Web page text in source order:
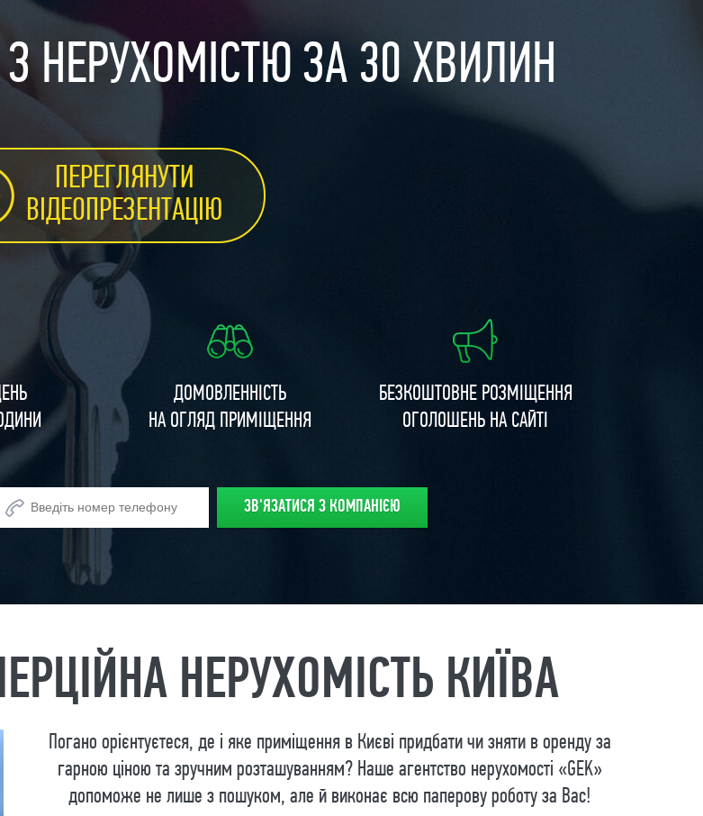
НЕРУХОМІСТЮ ЗА 30 ХВИЛИН
ПЕРЕГЛЯНУТИ
ВІДЕОПРЕЗЕНТАЦІЮ
ДОМОВЛЕННІСТЬ
НА ОГЛЯД ПРИМІЩЕННЯ
БЕЗКОШТОВНЕ РОЗМІЩЕННЯ
ОГОЛОШЕНЬ НА САЙТІ
НЕРУХОМІСТЬ КИЇВА
Погано орієнтуєтеся, де і яке приміщення в Києві придбати чи зняти в оренду за
гарною ціною та зручним розташуванням? Наше агентство нерухомості «GEK»
допоможе не лише з пошуком, але й виконає всю паперову роботу за Вас!